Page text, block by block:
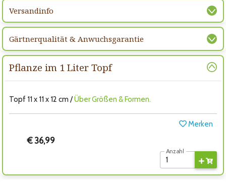
Versandinfo
Gärtnerqualität & Anwuchsgarantie
Pflanze im 1 Liter Topf
Topf 11 x 11 x 12 cm /Über Größen & Formen.
Merken
€ 36,99
Anzahl